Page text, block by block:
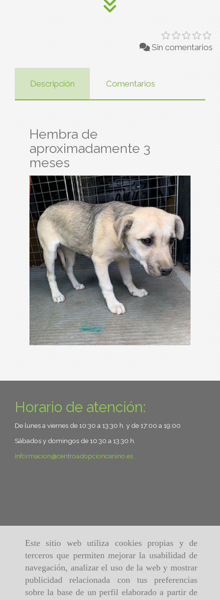
Este sitio web utiliza cookies propias y de
terceros que permiten mejorar la usabilidad de
navegación, analizar el uso de la web y mostrar
publicidad relacionada con tus preferencias
sobre la base de un perfil elaborado a partir de
Sin comentarios
Descripción Comentarios
Hembra de
aproximadamente 3
meses
Horario de atención:
De lunes a viernes de 10:30 a 13:30 h. y de 17:00 a 19:00
Sábados y domingos de 10:30 a 13:30 h.
informacion
centroadopcioncanino.es